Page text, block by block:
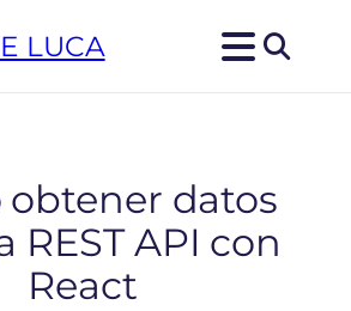
LUCA
obtener datos
REST API con
React